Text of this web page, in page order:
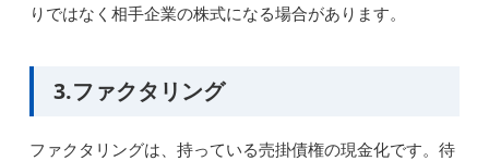
りではなく相手企業の株式になる場合があります。
3.ファクタリング
ファクタリングは、持っている売掛債権の現金化です。待